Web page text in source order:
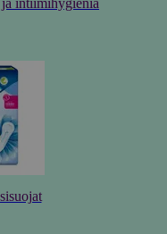
intiimihygienia